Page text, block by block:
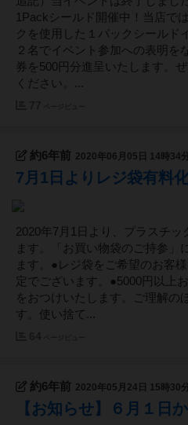
1Packシールド開催中！当店で
クを使用した１パックシールド
２名でイベント参加への表明を
券を500円分進呈いたします。
ください。...
約6年前 2020年06月05日 14時34分
7月1日よりレジ袋有料
2020年7月1日より、プラスチッ
ます。「お買い物袋のご持参」
ます。●レジ袋をご希望のお客
定でございます。●5000円以上
をおつけいたします。ご理解の
す。使い捨て...
約6年前 2020年05月24日 15時30分
【お知らせ】６月１日